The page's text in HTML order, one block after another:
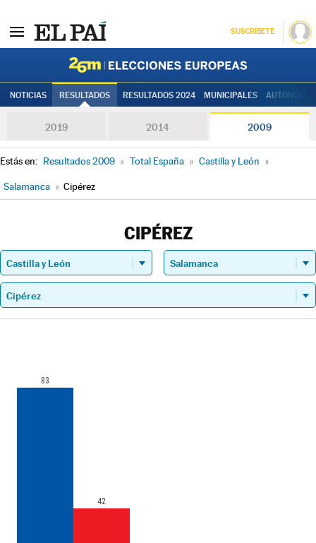
SUSCRÍBETE
NOTICIAS RESULTADOS RESULTADOS 2024 MUNICIPALES
2019 2014 2009
Estás en: Resultados 2009 » Total España » Castilla y León »
Salamanca » Cipérez
CIPÉREZ
83
42